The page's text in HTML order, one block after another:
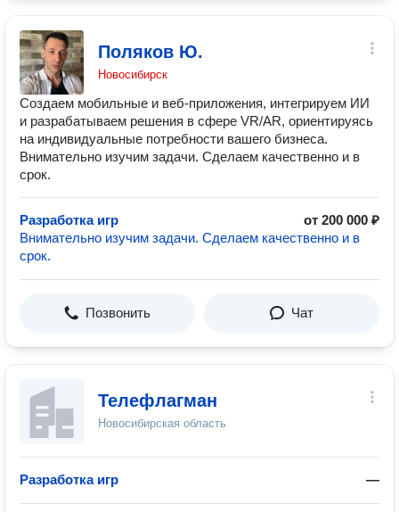
Поляков Ю.
Новосибирск
Создаем мобильные и веб-приложения, интегрируем ИИ
и разрабатываем решения в сфере VR/AR, ориентируясь
на индивидуальные потребности вашего бизнеса.
Внимательно изучим задачи. Сделаем качественно и в
срок.
Разработка игр
от 200 000 ₽
Внимательно изучим задачи. Сделаем качественно и в
срок.
Позвонить Чат
Телефлагман
Новосибирская область
Разработка игр —